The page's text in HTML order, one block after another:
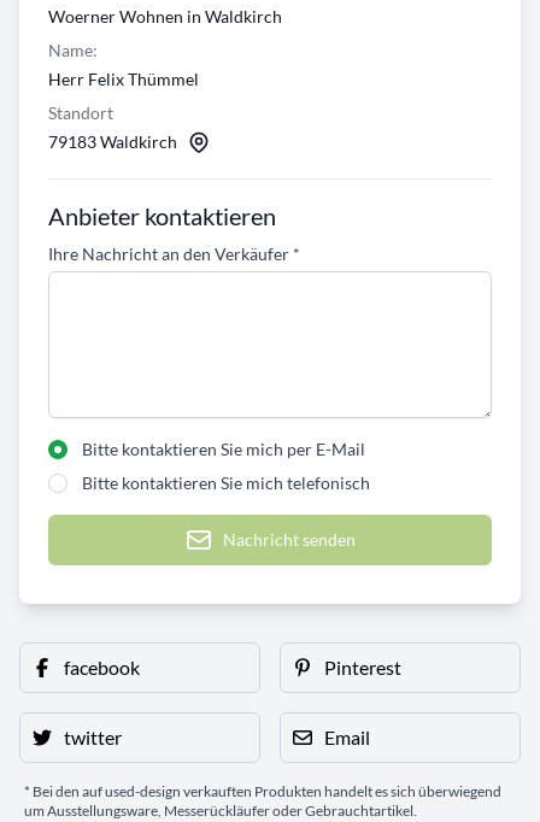
Woerner Wohnen in Waldkirch
Name:
Herr Felix Thümmel
Standort
79183 Waldkirch
Anbieter kontaktieren
Ihre Nachricht an den Verkäufer *
Bitte kontaktieren Sie mich per E-Mail
Bitte kontaktieren Sie mich telefonisch
Nachricht senden
facebook Pinterest
twitter Email
* Bei den auf used-design verkauften Produkten handelt es sich überwiegend
um Ausstellungsware, Messerückläufer oder Gebrauchtartikel.